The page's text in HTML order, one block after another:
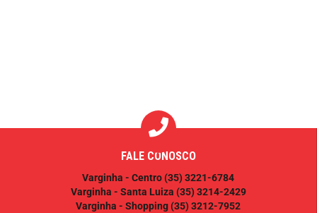
FALE CONOSCO
Varginha - Centro(35) 3221-6784
Varginha - Santa Luiza (35) 3214-2429
Varginha - Shopping(35) 3212-7952